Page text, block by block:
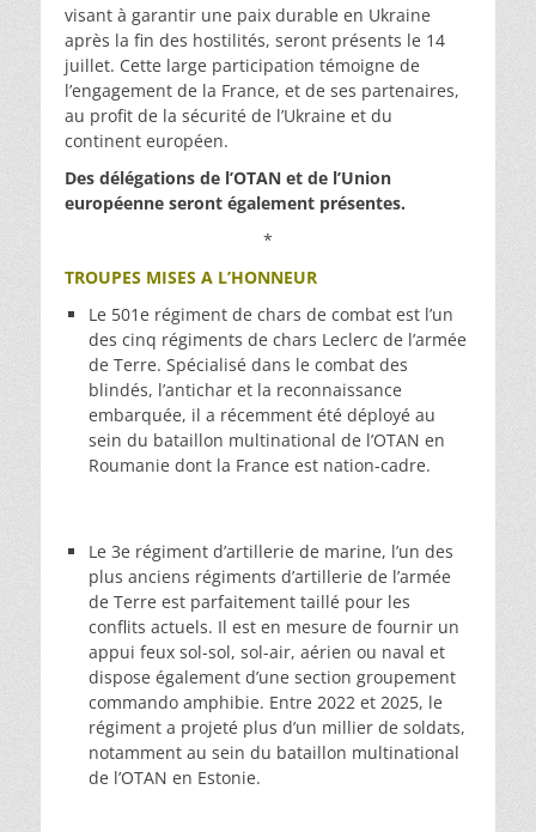
visant à garantir une paix durable en Ukraine
après la fin des hostilités, seront présents le 14
juillet. Cette large participation témoigne de
l’engagement de la France, et de ses partenaires,
au profit de la sécurité de l’Ukraine et du
continent européen.
Des délégations de l’OTAN et de l’Union
européenne seront également présentes.
*
TROUPES MISES A L’HONNEUR
Le 501e régiment de chars de combat est l’un
des cinq régiments de chars Leclerc de l’armée
de Terre. Spécialisé dans le combat des
blindés, l’antichar et la reconnaissance
embarquée, il a récemment été déployé au
sein du bataillon multinational de l’OTAN en
Roumanie dont la France est nation-cadre.
Le 3e régiment d’artillerie de marine, l’un des
plus anciens régiments d’artillerie de l’armée
de Terre est parfaitement taillé pour les
conflits actuels. Il est en mesure de fournir un
appui feux sol-sol, sol-air, aérien ou naval et
dispose également d’une section groupement
commando amphibie. Entre 2022 et 2025, le
régiment a projeté plus d’un millier de soldats,
notamment au sein du bataillon multinational
de l’OTAN en Estonie.